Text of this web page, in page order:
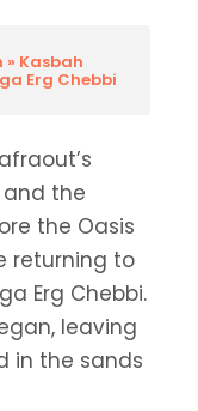
» Kasbah
Erg Chebbi
and the
the Oasis
returning to
Erg Chebbi.
leaving
in the sands